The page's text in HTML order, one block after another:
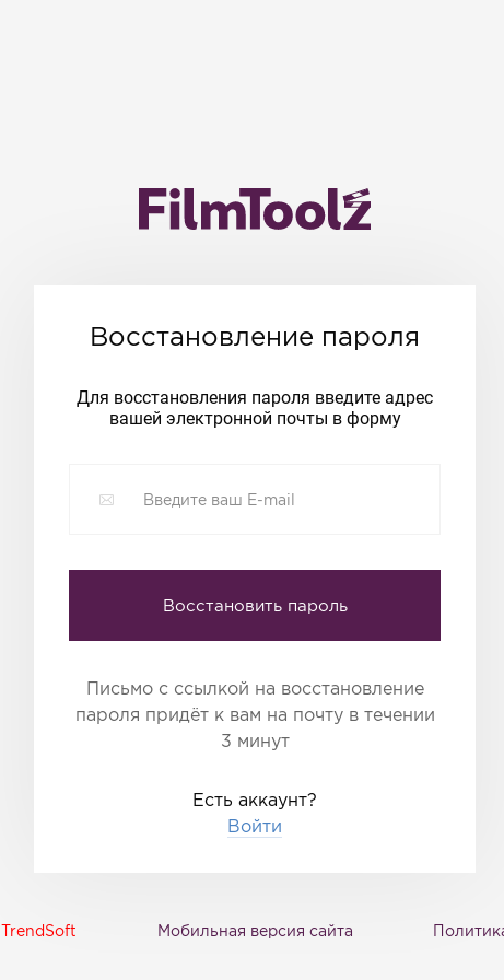
Восстановление пароля
Для восстановления пароля введите адрес
вашей электронной почты в форму
Восстановить пароль
Письмо с ссылкой на восстановление
пароля придёт к вам на почту в течении
3 минут
Есть аккаунт?
Войти
TrendSoft Мобильная версия сайта